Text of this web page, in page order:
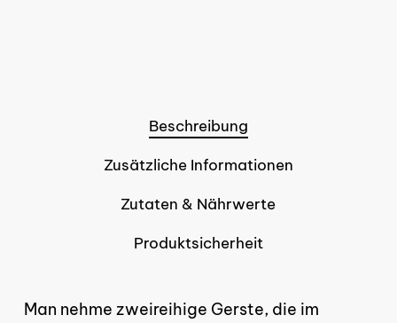
Beschreibung
Zusätzliche Informationen
Zutaten & Nährwerte
Produktsicherheit
Man nehme zweireihige Gerste, die im